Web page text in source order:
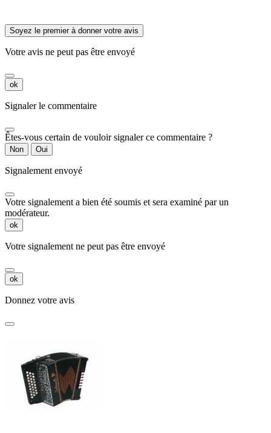
Soyez le premier à donner votre avis
Votre avis ne peut pas être envoyé
ok
Signaler le commentaire
Êtes-vous certain de vouloir signaler ce commentaire ?
Non Oui
Signalement envoyé
Votre signalement a bien été soumis et sera examiné par un
modérateur.
ok
Votre signalement ne peut pas être envoyé
ok
Donnez votre avis